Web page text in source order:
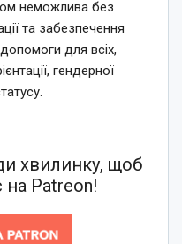
неможлива без
та забезпечення
для всіх,
гендерної
хвилинку, щоб
на Patreon!